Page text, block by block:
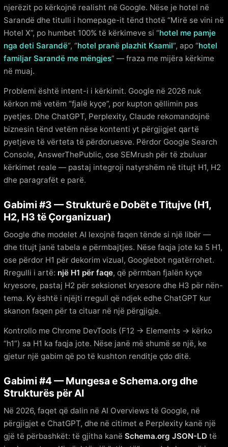
njerëzit po kërkojnë realisht në Google. Nëse je hotel në
Sarandë dhe titulli i homepage-it tënd thotë “Mirë se vini në
Hotel X”, po humbet 100% të kërkimeve si “hotel me pamje
nga deti Sarandë“, “hotel pranë plazhit Ksamil“, apo “hotel
familjar Sarandë me mëngjes” — fraza me mijëra kërkime
në muaj.
Problemi është intent-i i kërkimit. Google në 2026 nuk
kërkon më vetëm “fjalë kyçe”, por kupton qëllimin pas
pyetjes. Dhe ChatGPT, Perplexity, Claude rekomandojnë
biznesin tënd vetëm nëse kontenti yt përgjigjet qartë
pyetjeve të vërteta të përdoruesve. Përdor Google Search
Console, AnswerThePublic, ose SEMrush për të zbuluar
kërkimet reale — pastaj integroji natyrshëm në titujt H1, H2
dhe paragrafët e parë.
Gabimi #3 — Strukturë e Dobët e Titujve (H1,
H2, H3 të Çorganizuar)
Google dhe modelet AI lexojnë faqen tënde si një libër —
dhe titujt janë tabela e përmbajtjes. Nëse faqja jote ka 5 H1,
ose përdor H1 për dekorim vizual, Googlebot ngatërrohet.
Rregulli i artë: një H1 për faqe, që përmban fjalën kyçe
kryesore, pastaj H2 për seksionet kryesore dhe H3 për nën-
tema. Ky është i njëjti rregull që ndjek edhe ChatGPT kur
skanon faqen për ta cituar në një përgjigje.
Kontrollo me Chrome DevTools (F12 → Elements → kërko
“h1”) sa H1 ka faqja jote. Nëse janë më shumë se një, ke
gjetur një gabim që po të kushton renditje çdo ditë.
Gabimi #4 — Mungesa e Schema.org dhe
Strukturës për AI
Në 2026, faqet që dalin në AI Overviews të Google, në
përgjigjet e ChatGPT, dhe në citimet e Perplexity kanë një
gjë të përbashkët: të gjitha kanë Schema.org JSON-LD të